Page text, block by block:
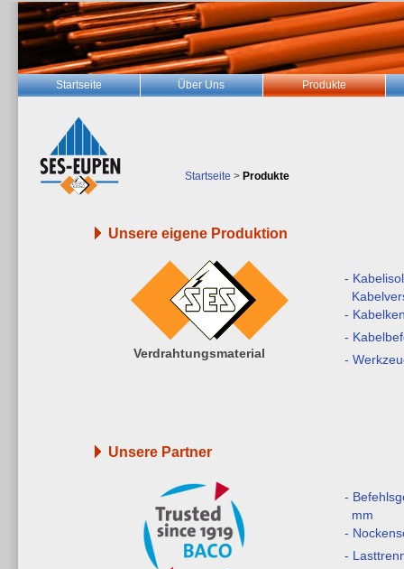
Startseite Über Uns Produkte
Startseite > Produkte
Unsere eigene Produktion
Verdrahtungsmaterial
-
-
-
-
Unsere Partner
-
mm
-
-